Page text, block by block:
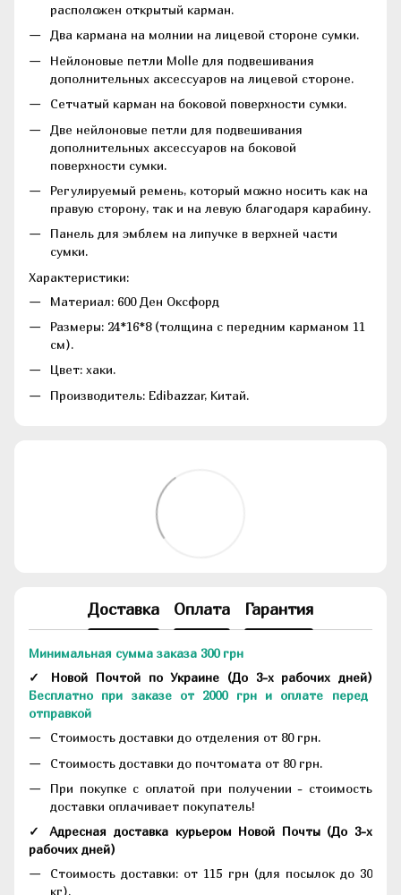
расположен открытый карман.
Два кармана на молнии на лицевой стороне сумки.
Нейлоновые петли Molle для подвешивания
дополнительных аксессуаров на лицевой стороне.
Сетчатый карман на боковой поверхности сумки.
Две нейлоновые петли для подвешивания
дополнительных аксессуаров на боковой
поверхности сумки.
Регулируемый ремень, который можно носить как на
правую сторону, так и на левую благодаря карабину.
Панель для эмблем на липучке в верхней части
сумки.
Характеристики:
Материал: 600 Ден Оксфорд
Размеры: 24*16*8 (толщина с передним карманом 11
см).
Цвет: хаки.
Производитель: Edibazzar, Китай.
Доставка Оплата Гарантия
Минимальная сумма заказа 300 грн
✓ Новой Почтой по Украине (До 3-х рабочих дней)
Бесплатно при заказе от 2000 грн и оплате перед
отправкой
Стоимость доставки до отделения от 80 грн.
Стоимость доставки до почтомата от 80 грн.
При покупке с оплатой при получении - стоимость
доставки оплачивает покупатель!
✓ Адресная доставка курьером Новой Почты (До 3-х
рабочих дней)
Стоимость доставки: от 115 грн (для посылок до 30
кг).